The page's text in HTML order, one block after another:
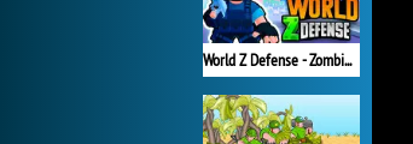
World Z Defense - Zombie Defense